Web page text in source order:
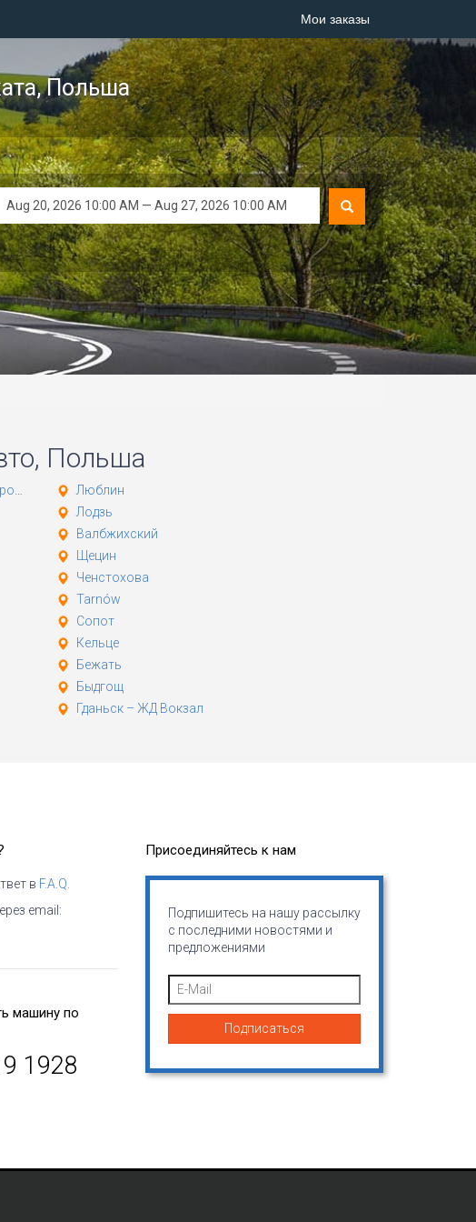
Мои заказы
Польша
Польша
Люблин
Лодзь
Валбжихский
Щецин
Ченстохова
Tarnów
Сопот
Кельце
Бежать
Быдгощ
Гданьск – ЖД Вокзал
те же деньги
Конечно, я
в F.A.Q.
email:
машину по
1928
Присоединяйтесь к нам
Подпишитесь на нашу рассылку
с последними новостями и
предложениями